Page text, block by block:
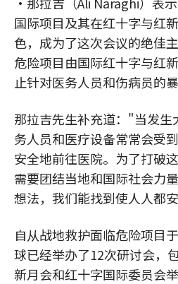
国际项目及其在红十字与红
色，成为了这次会议的绝佳
危险项目由国际红十字与红
止针对医务人员和伤病员的暴
那拉吉先生补充道："当发生
务人员和医疗设备常常会受
安全地前往医院。为了打破
需要团结当地和国际社会力
想法，我们能找到使人人都
自从战地救护面临危险项目
球已经举办了12次研讨会，
新月会和红十字国际委员会